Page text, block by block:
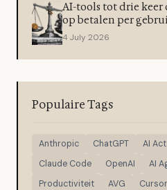
AI-tools tot drie keer
op betalen per
4 July 2026
Populaire Tags
Anthropic ChatGPT AI Act
Claude Code
OpenAI AI
Productiviteit
AVG Cursor